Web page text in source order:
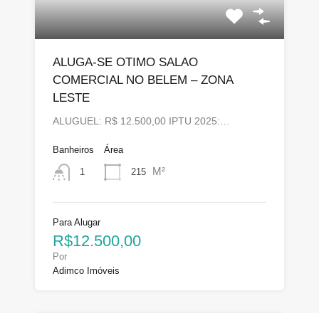
ALUGA-SE OTIMO SALAO
COMERCIAL NO BELEM – ZONA
LESTE
ALUGUEL: R$ 12.500,00 IPTU 2025:…
Banheiros
1
Área
215 M²
Para Alugar
R$12.500,00
Por
Adimco Imóveis